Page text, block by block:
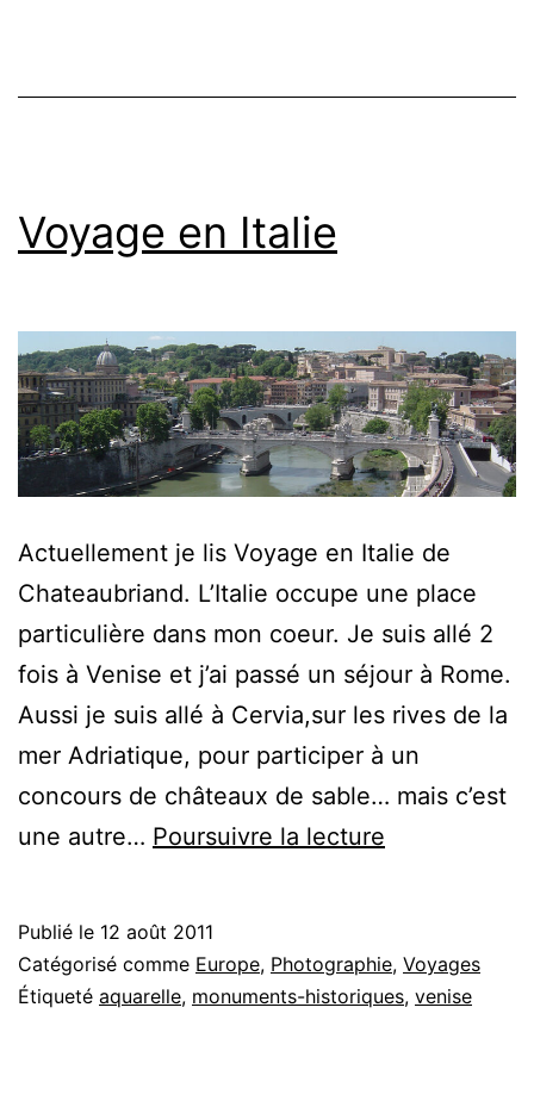
Voyage en Italie
Actuellement je lis Voyage en Italie de
Chateaubriand. L’Italie occupe une place
particulière dans mon coeur. Je suis allé 2
fois à Venise et j’ai passé un séjour à Rome.
Aussi je suis allé à Cervia,sur les rives de la
mer Adriatique, pour participer à un
concours de châteaux de sable… mais c’est
une autre… Poursuivre la lecture
Publié le 12 août 2011
Catégorisé comme Europe, Photographie, Voyages
Étiqueté aquarelle, monuments-historiques, venise